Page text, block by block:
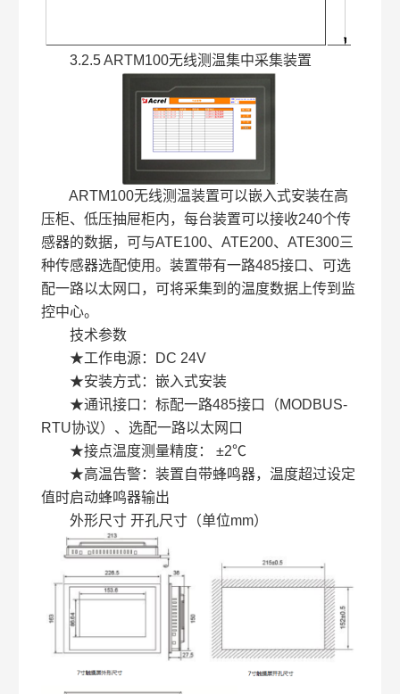
3.2.5 ARTM100无线测温集中采集装置
ARTM100无线测温装置可以嵌入式安装在高
压柜、低压抽屉柜内，每台装置可以接收240个传
感器的数据，可与ATE100、ATE200、ATE300三
种传感器选配使用。装置带有一路485接口、可选
配一路以太网口，可将采集到的温度数据上传到监
控中心。
技术参数
★工作电源：DC 24V
★安装方式：嵌入式安装
★通讯接口：标配一路485接口（MODBUS-
RTU协议）、选配一路以太网口
★接点温度测量精度： ±2℃
★高温告警：装置自带蜂鸣器，温度超过设定
值时启动蜂鸣器输出
外形尺寸 开孔尺寸（单位mm）